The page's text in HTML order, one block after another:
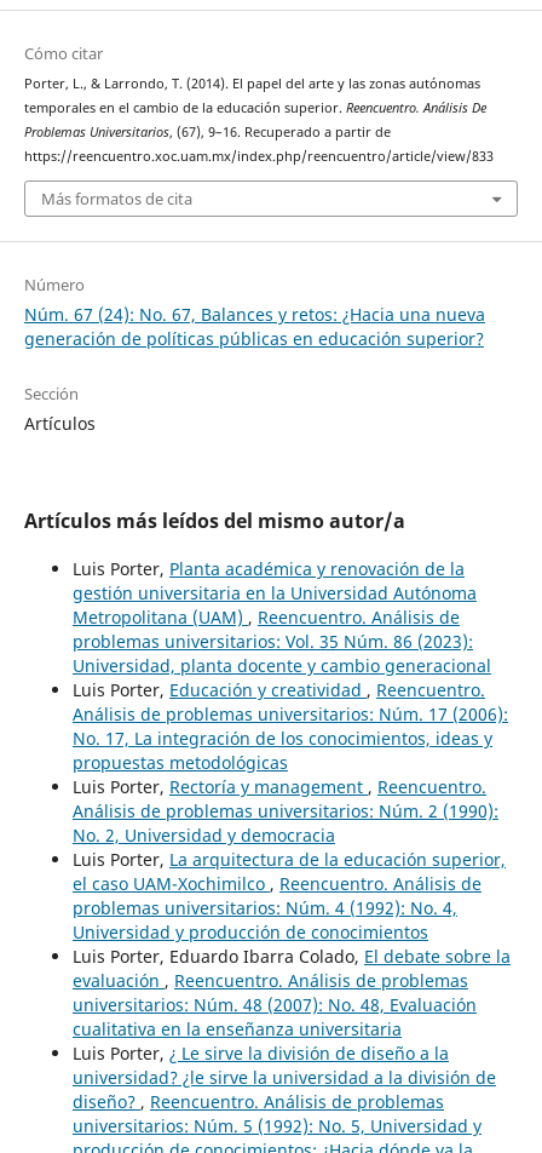
Cómo citar
Porter, L., & Larrondo, T. (2014). El papel del arte y las zonas autónomas
temporales en el cambio de la educación superior. Reencuentro. Análisis De
Problemas Universitarios, (67), 9–16. Recuperado a partir de
https://reencuentro.xoc.uam.mx/index.php/reencuentro/article/view/833
Más formatos de cita
Número
Núm. 67 (24): No. 67, Balances y retos: ¿Hacia una nueva
generación de políticas públicas en educación superior?
Sección
Artículos
Artículos más leídos del mismo autor/a
Luis Porter, Planta académica y renovación de la
gestión universitaria en la Universidad Autónoma
Metropolitana (UAM) , Reencuentro. Análisis de
problemas universitarios: Vol. 35 Núm. 86 (2023):
Universidad, planta docente y cambio generacional
Luis Porter, Educación y creatividad , Reencuentro.
Análisis de problemas universitarios: Núm. 17 (2006):
No. 17, La integración de los conocimientos, ideas y
propuestas metodológicas
Luis Porter, Rectoría y management , Reencuentro.
Análisis de problemas universitarios: Núm. 2 (1990):
No. 2, Universidad y democracia
Luis Porter, La arquitectura de la educación superior,
el caso UAM-Xochimilco , Reencuentro. Análisis de
problemas universitarios: Núm. 4 (1992): No. 4,
Universidad y producción de conocimientos
Luis Porter, Eduardo Ibarra Colado, El debate sobre la
evaluación , Reencuentro. Análisis de problemas
universitarios: Núm. 48 (2007): No. 48, Evaluación
cualitativa en la enseñanza universitaria
Luis Porter, ¿ Le sirve la división de diseño a la
universidad? ¿le sirve la universidad a la división de
diseño? , Reencuentro. Análisis de problemas
universitarios: Núm. 5 (1992): No. 5, Universidad y